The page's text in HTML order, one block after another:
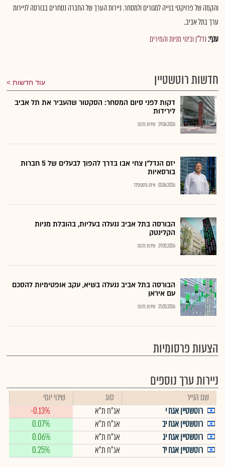
והקמה של פרויקטי בנייה למגורים ולמסחר. ניירות הערך של החברה נסחרים בבורסה לניירות
ערך בתל אביב..
ענף:נדל"ן ובינוי מניות והמירים
חדשות רוטשטיין עוד חדשות
דקות לפני סיום המסחר: הסקטור שהעביר את תל אביב
לירידות
29.06.2026 שירות גלובס
יזם הנדל"ן צחי אבו בדרך להפוך לבעלים של 5 חברות
בורסאיות
03.06.2026 איתן גרסטנפלד
הבורסה בתל אביב ננעלה בעליות, בהובלת מניות
הקלינטק
29.05.2026 שירות גלובס
הבורסה בתל אביב ננעלה בשיא, עקב אופטימיות להסכם
עם איראן
25.05.2026 שירות גלובס
הצעות פרסומיות
ניירות ערך נוספים
שם הנייר סוג
שינוי יומי
רוטשטיין אגח י
אג"ח ת"א
-0.13%
רוטשטיין אגח יב
אג"ח ת"א
0.07%
רוטשטיין אגח יג
אג"ח ת"א
0.06%
רוטשטיין אגח יד
אג"ח ת"א 0.25%